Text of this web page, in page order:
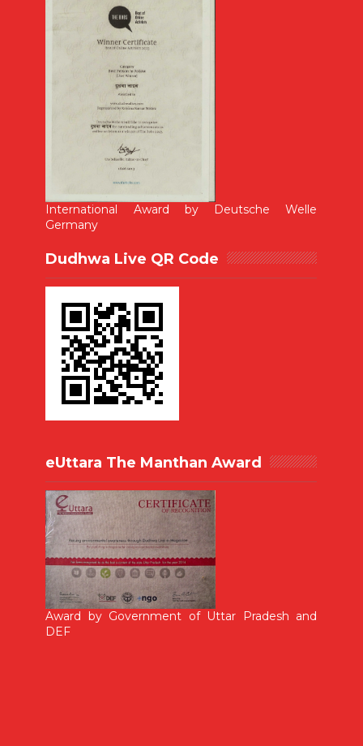
International Award by Deutsche Welle
Germany
Dudhwa Live QR Code
eUttara The Manthan Award
Award by Government of Uttar Pradesh and
DEF